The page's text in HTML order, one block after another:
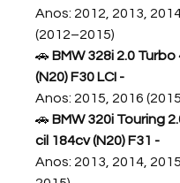
Anos: 2012, 2013,
(2012–2015)
🚗 BMW 328i 2.0 Turbo
(N20) F30 LCI -
Anos: 2015, 2016
🚗 BMW 320i Touring
cil 184cv (N20) F31 -
Anos: 2013, 2014,